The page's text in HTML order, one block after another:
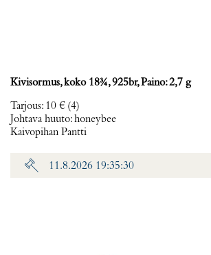
Kivisormus, koko 18¾, 925br, Paino: 2,7 g
Tarjous: 10 € (4)
Johtava huuto:honeybee
Kaivopihan Pantti
11.8.2026 19:35:30